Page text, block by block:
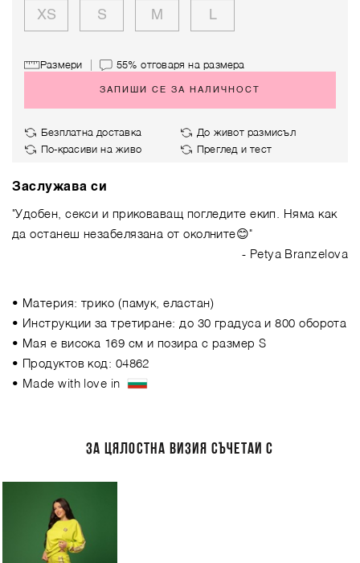
XS S M L
Размери 55%отговаря на размера
ЗАПИШИ СЕ ЗА НАЛИЧНОСТ
Безплатна доставка
До живот размисъл
По-красиви на живо
Преглед и тест
Заслужава си
"Удобен, секси и приковаващ погледите екип. Няма как
да останеш незабелязана от околните😊"
- Petya Branzelova
• Материя: трико (памук, еластан)
• Инструкции за третиране: до 30 градуса и 800 оборота
• Мая е висока 169 см и позира с размер S
• Продуктов код: 04862
• Made with love in
ЗА ЦЯЛОСТНА ВИЗИЯ СЪЧЕТАЙ С